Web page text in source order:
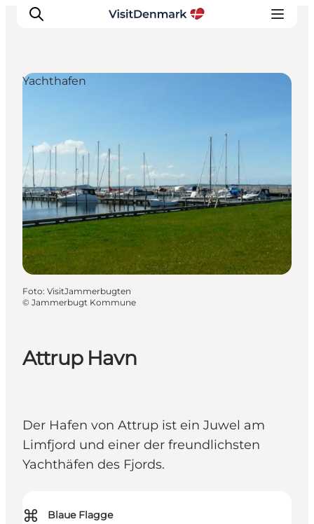
Regionen
Erlebnisse
Unterkünfte
Reiseplanung
Attrup Havn
Der Hafen von Attrup ist ein Juwel am
Limfjord und einer der freundlichsten
Yachthäfen des Fjords.
⌘ Blaue Flagge
Yachthafen
Foto: VisitJammerbugten
© Jammerbugt Kommune